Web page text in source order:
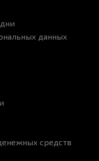
данных
средств